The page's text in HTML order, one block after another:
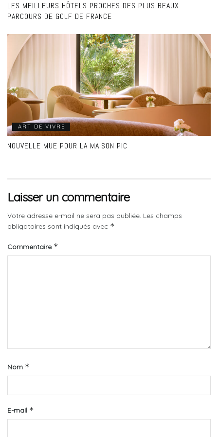
LES MEILLEURS HÔTELS PROCHES DES PLUS BEAUX
PARCOURS DE GOLF DE FRANCE
ART DE VIVRE
NOUVELLE MUE POUR LA MAISON PIC
Laisser un commentaire
Votre adresse e-mail ne sera pas publiée. Les champs
obligatoires sont indiqués avec *
Commentaire *
Nom *
E-mail *